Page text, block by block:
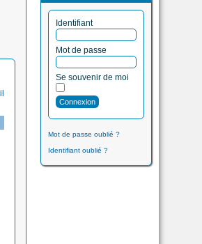
Identifiant
Mot de passe
Se souvenir de moi
Mot de passe oublié ?
Identifiant oublié ?